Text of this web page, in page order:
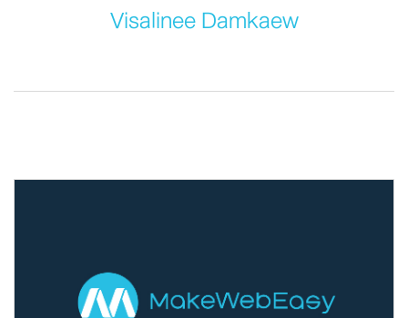
Visalinee Damkaew